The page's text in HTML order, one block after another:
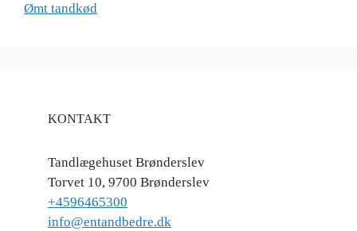
Ømt tandkød
KONTAKT
Tandlægehuset Brønderslev
Torvet 10, 9700 Brønderslev
+4596465300
info@entandbedre.dk